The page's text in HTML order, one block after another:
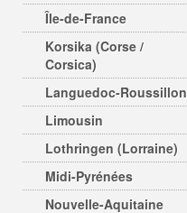
Île-de-France
Korsika (Corse /
Corsica)
Languedoc-Roussillon
Limousin
Lothringen (Lorraine)
Midi-Pyrénées
Nouvelle-Aquitaine